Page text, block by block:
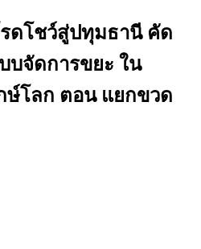
รดโชว์สู่ปทุมธานี คัด
บจัดการขยะ ใน
ษ์โลก ตอน แยกขวด